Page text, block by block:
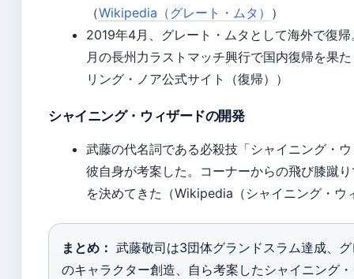
（Wikipedia（グレート・ムタ） ）
2019年4月、グレート・ムタとして海外で復
月の長州力ラストマッチ興行で国内復帰を果
リング・ノア公式サイト（復帰））
シャイニング・ウィザードの開発
武藤の代名詞である必殺技「シャイニング・
彼自身が考案した。コーナーからの飛び膝蹴
を決めてきた（Wikipedia（シャイニング・ウ
まとめ： 武藤敬司は3団体グランドスラム達成、
のキャラクター創造、自ら考案したシャイニング